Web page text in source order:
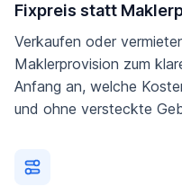
Fixpreis statt
Verkaufen oder
Maklerprovision zum
Anfang an, welche
und ohne versteckte